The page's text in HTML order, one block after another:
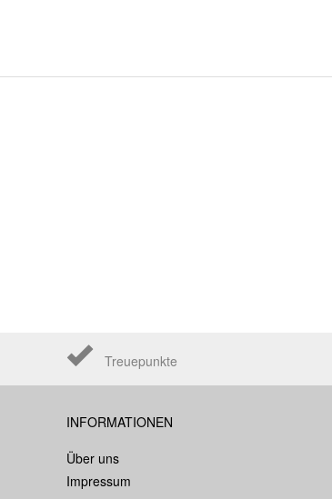
Treuepunkte
INFORMATIONEN
Über uns
Impressum